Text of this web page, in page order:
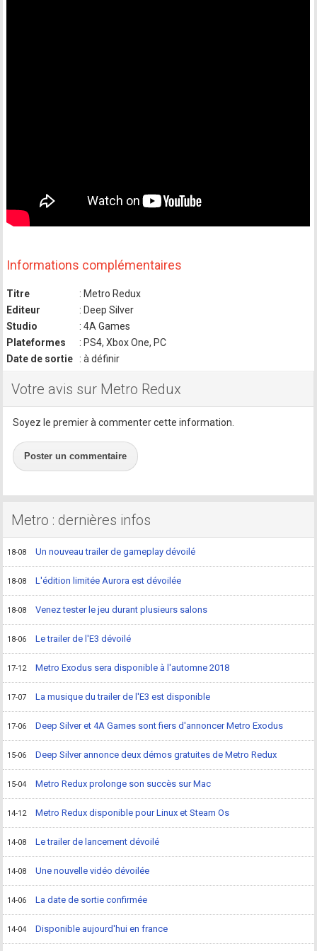
Informations complémentaires
Titre
: Metro Redux
Editeur
: Deep Silver
Studio
: 4A Games
Plateformes
: PS4, Xbox One, PC
Date de sortie
: à définir
Votre avis sur Metro Redux
Soyez le premier à commenter cette information.
Poster un commentaire
Metro : dernières infos
18-08 Un nouveau trailer de gameplay dévoilé
18-08 L'édition limitée Aurora est dévoilée
18-08 Venez tester le jeu durant plusieurs salons
18-06 Le trailer de l'E3 dévoilé
17-12 Metro Exodus sera disponible à l'automne 2018
17-07 La musique du trailer de l'E3 est disponible
17-06 Deep Silver et 4A Games sont fiers d'annoncer Metro Exodus
15-06 Deep Silver annonce deux démos gratuites de Metro Redux
15-04 Metro Redux prolonge son succès sur Mac
14-12 Metro Redux disponible pour Linux et Steam Os
14-08 Le trailer de lancement dévoilé
14-08 Une nouvelle vidéo dévoilée
14-06 La date de sortie confirmée
14-04 Disponible aujourd'hui en france